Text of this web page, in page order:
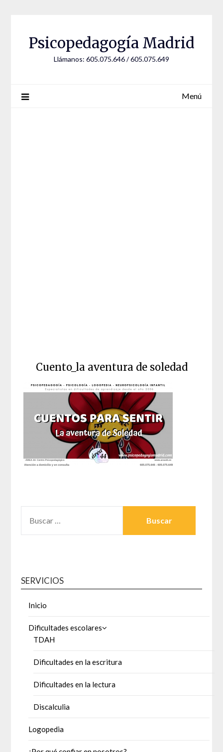
Psicopedagogía Madrid
Llámanos: 605.075.646 / 605.075.649
Menú
Cuento_la aventura de soledad
SERVICIOS
Inicio
Dificultades escolares
TDAH
Dificultades en la escritura
Dificultades en la lectura
Discalculia
Logopedia